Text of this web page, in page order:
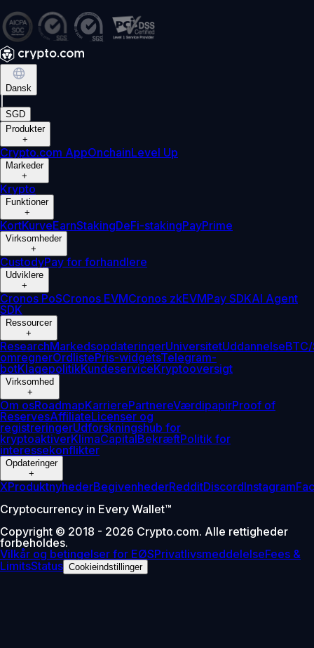
Dansk
SGD
Produkter
+
Crypto.com AppOnchainLevel Up
Markeder
+
Krypto
Funktioner
+
KortKurveEarnStakingDeFi-stakingPayPrime
Virksomheder
+
CustodyPay for forhandlere
Udviklere
+
Cronos PoSCronos EVMCronos zkEVMPay SDKAI Agent
SDK
Ressourcer
+
ResearchMarkedsopdateringerUniversitetUddannelse
omregnerOrdlistePris-widgetsTelegram-
botKlagepolitikKundeserviceKryptooversigt
Virksomhed
+
Om osRoadmapKarrierePartnereVærdipapirProof of
ReservesAffiliateLicenser og
registreringerUdforskningshub for
kryptoaktiverKlimaCapitalBekræftPolitik for
interessekonflikter
Opdateringer
+
XProduktnyhederBegivenhederRedditDiscordInstagram
Cryptocurrency in Every Wallet™
Copyright © 2018 - 2026 Crypto.com. Alle rettigheder
forbeholdes.
Vilkår og betingelser for EØSPrivatlivsmeddelelseFees &
LimitsStatus Cookieindstillinger